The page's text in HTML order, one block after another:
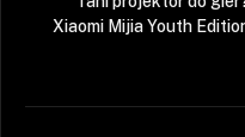
Xiaomi Mijia Youth